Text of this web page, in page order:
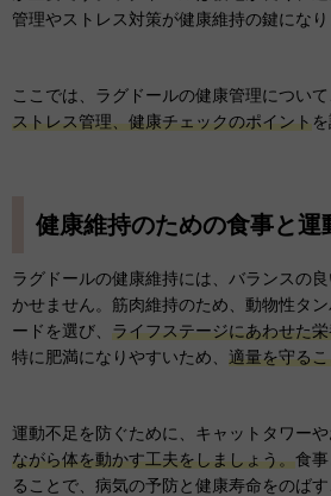
管理やストレス対策が健康維持の鍵になり
ここでは、ラグドールの健康管理について
ストレス管理、健康チェックのポイント
健康維持のための食事と運
ラグドールの健康維持には、バランスの
かせません。筋肉維持のため、動物性タ
ードを選び、 ライフステージにあわせた
特に肥満になりやすいため、 適量を守る
運動不足を防ぐために、キャットタワーや
ながら体を動かす工夫をしましょう。食
ることで、病気の予防と健康寿命をのばす